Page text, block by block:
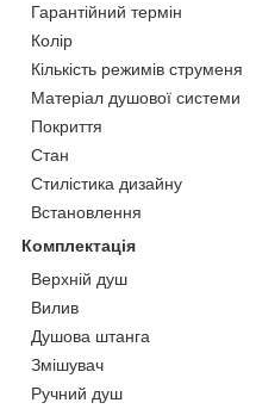
Гарантійний термін
Колір
Кількість режимів струменя
Матеріал душової системи
Покриття
Стан
Стилістика дизайну
Встановлення
Комплектація
Верхній душ
Вилив
Душова штанга
Змішувач
Ручний душ